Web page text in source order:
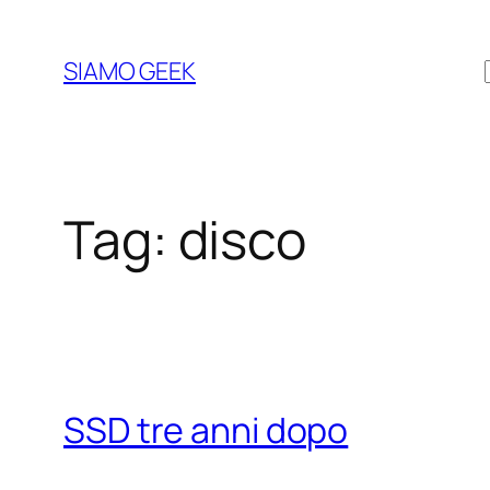
contenuto
SIAMO GEEK
Tag: disco
SSD tre anni dopo